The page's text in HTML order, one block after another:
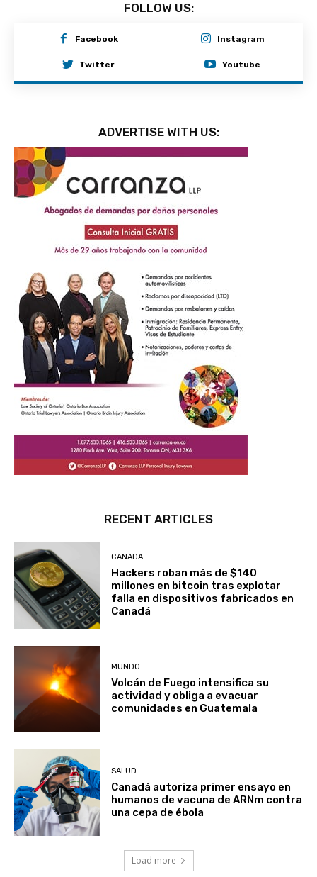
FOLLOW US:
Facebook Instagram
Twitter Youtube
ADVERTISE WITH US:
RECENT ARTICLES
CANADA
Hackers roban más de $140
millones en bitcoin tras explotar
falla en dispositivos fabricados en
Canadá
MUNDO
Volcán de Fuego intensifica su
actividad y obliga a evacuar
comunidades en Guatemala
SALUD
Canadá autoriza primer ensayo en
humanos de vacuna de ARNm contra
una cepa de ébola
Load more